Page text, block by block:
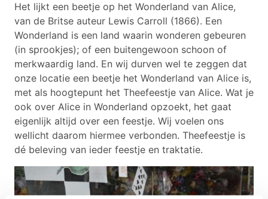
Het lijkt een beetje op het Wonderland van Alice,
van de Britse auteur Lewis Carroll (1866). Een
Wonderland is een land waarin wonderen gebeuren
(in sprookjes); of een buitengewoon schoon of
merkwaardig land. En wij durven wel te zeggen dat
onze locatie een beetje het Wonderland van Alice is,
met als hoogtepunt het Theefeestje van Alice. Wat je
ook over Alice in Wonderland opzoekt, het gaat
eigenlijk altijd over een feestje. Wij voelen ons
wellicht daarom hiermee verbonden. Theefeestje is
dé beleving van ieder feestje en traktatie.